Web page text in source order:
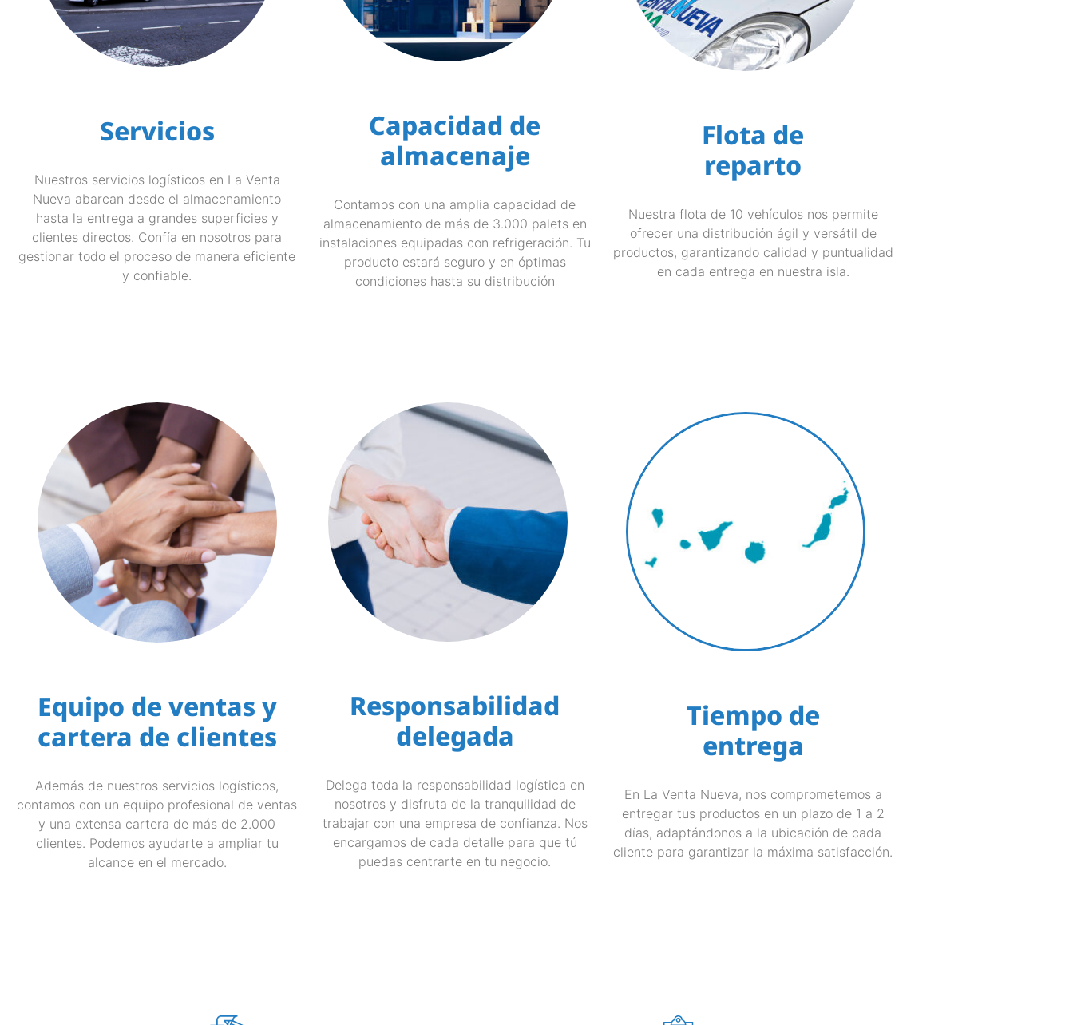
Servicios
Nuestros servicios logísticos en La Venta
Nueva abarcan desde el almacenamiento
hasta la entrega a grandes superficies y
clientes directos. Confía en nosotros para
gestionar todo el proceso de manera eficiente
y confiable.
Capacidad de
almacenaje
Contamos con una amplia capacidad de
almacenamiento de más de 3.000 palets en
instalaciones equipadas con refrigeración. Tu
producto estará seguro y en óptimas
condiciones hasta su distribución
Flota de
reparto
Nuestra flota de 10 vehículos nos permite
ofrecer una distribución ágil y versátil de
productos, garantizando calidad y puntualidad
en cada entrega en nuestra isla.
Equipo de ventas y
cartera de clientes
Además de nuestros servicios logísticos,
contamos con un equipo profesional de ventas
y una extensa cartera de más de 2.000
clientes. Podemos ayudarte a ampliar tu
alcance en el mercado.
Responsabilidad
delegada
Delega toda la responsabilidad logística en
nosotros y disfruta de la tranquilidad de
trabajar con una empresa de confianza. Nos
encargamos de cada detalle para que tú
puedas centrarte en tu negocio.
Tiempo de
entrega
En La Venta Nueva, nos comprometemos a
entregar tus productos en un plazo de 1 a 2
días, adaptándonos a la ubicación de cada
cliente para garantizar la máxima satisfacción.